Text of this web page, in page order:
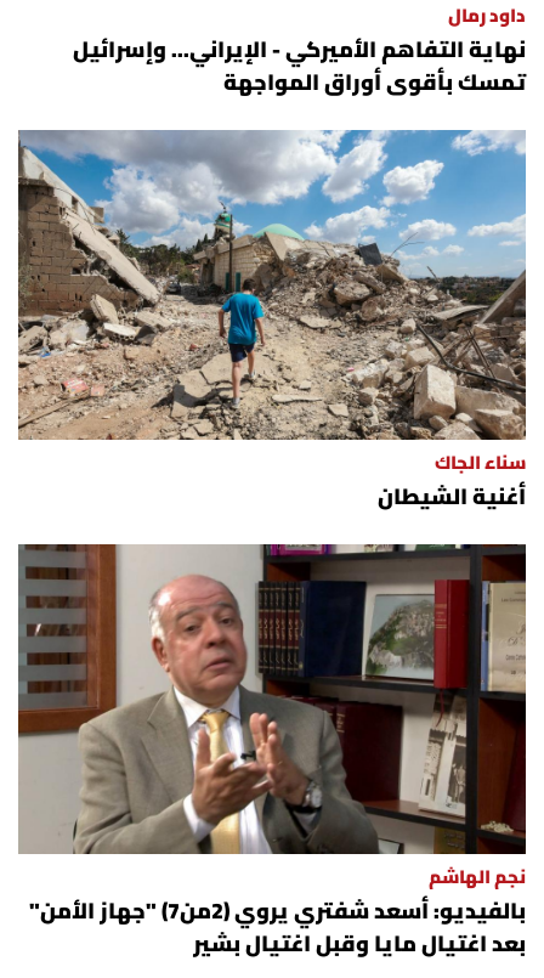
داود رمال
نهاية التفاهم الأميركي - الإيراني... وإسرائيل
تمسك بأقوى أوراق المواجهة
سناء الجاك
أغنية الشيطان
نجم الهاشم
بالفيديو: أسعد شفتري يروي (2من7) "جهاز الأمن"
بعد اغتيال مايا وقبل اغتيال بشير